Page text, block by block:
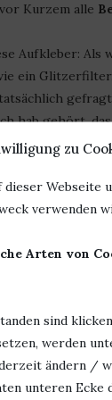
zu
Webseite
verwenden
Arten von
sind
werden
ändern /
unteren Ecke
Kurzem alle
Aufkleber: Als
ein
hab gehört,
da im
Rund
warum dieses
macht immerhin
aber weniger.